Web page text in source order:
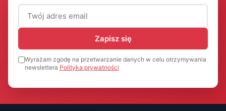
Adres email (wymagany)
Zapisz się
Wyrażam zgodę na przetwarzanie danych w celu otrzymywania
newslettera Polityka prywatności